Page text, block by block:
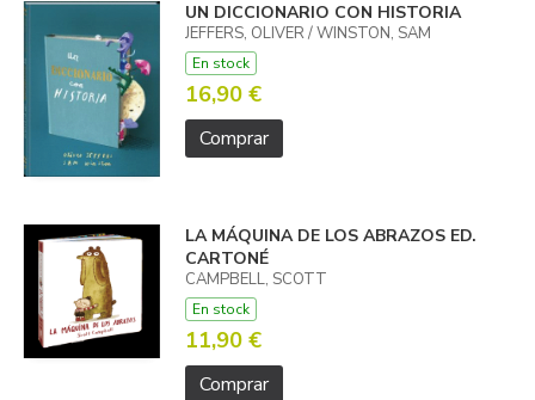
UN DICCIONARIO CON HISTORIA
JEFFERS, OLIVER / WINSTON, SAM
En stock
16,90 €
Comprar
LA MÁQUINA DE LOS ABRAZOS ED.
CARTONÉ
CAMPBELL, SCOTT
En stock
11,90 €
Comprar